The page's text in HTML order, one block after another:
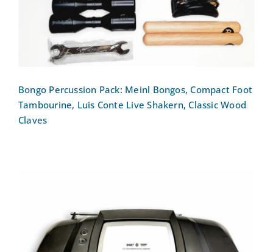
Bongo Percussion Pack: Meinl Bongos, Compact Foot
Tambourine, Luis Conte Live Shakern, Classic Wood
Claves